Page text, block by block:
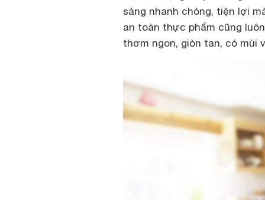
sáng nhanh chóng, tiện lợi
an toàn thực phẩm cũng
thơm ngon, giòn tan, có mùi